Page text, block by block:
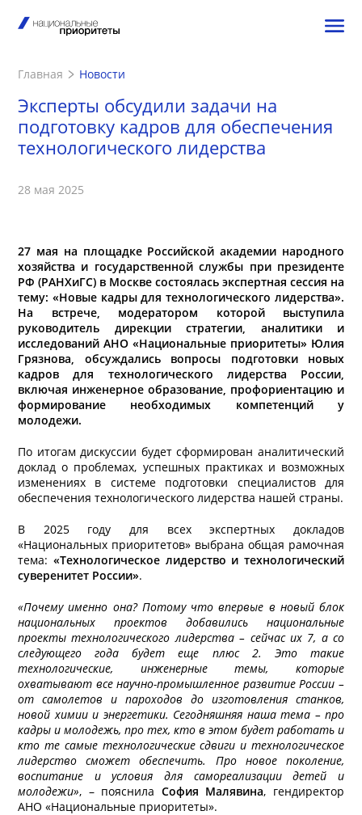
Главная Новости
Эксперты обсудили задачи на
подготовку кадров для обеспечения
технологического лидерства
28 мая 2025
27 мая на площадке Российской академии народного
хозяйства и государственной службы при президенте
РФ (РАНХиГС) в Москве состоялась экспертная сессия на
тему: «Новые кадры для технологического лидерства».
На встрече, модератором которой выступила
руководитель дирекции стратегии, аналитики и
исследований АНО «Национальные приоритеты» Юлия
Грязнова, обсуждались вопросы подготовки новых
кадров для технологического лидерства России,
включая инженерное образование, профориентацию и
формирование необходимых компетенций у
молодежи.
По итогам дискуссии будет сформирован аналитический
доклад о проблемах, успешных практиках и возможных
изменениях в системе подготовки специалистов для
обеспечения технологического лидерства нашей страны.
В 2025 году для всех экспертных докладов
«Национальных приоритетов» выбрана общая рамочная
тема: «Технологическое лидерство и технологический
суверенитет России».
«Почему именно она? Потому что впервые в новый блок
национальных проектов добавились национальные
проекты технологического лидерства – сейчас их 7, а со
следующего года будет еще плюс 2. Это такие
технологические, инженерные темы, которые
охватывают все научно-промышленное развитие России –
от самолетов и пароходов до изготовления станков,
новой химии и энергетики. Сегодняшняя наша тема – про
кадры и молодежь, про тех, кто в этом будет работать и
кто те самые технологические сдвиги и технологическое
лидерство сможет обеспечить. Про новое поколение,
воспитание и условия для самореализации детей и
молодежи», – пояснила София Малявина, гендиректор
АНО «Национальные приоритеты».